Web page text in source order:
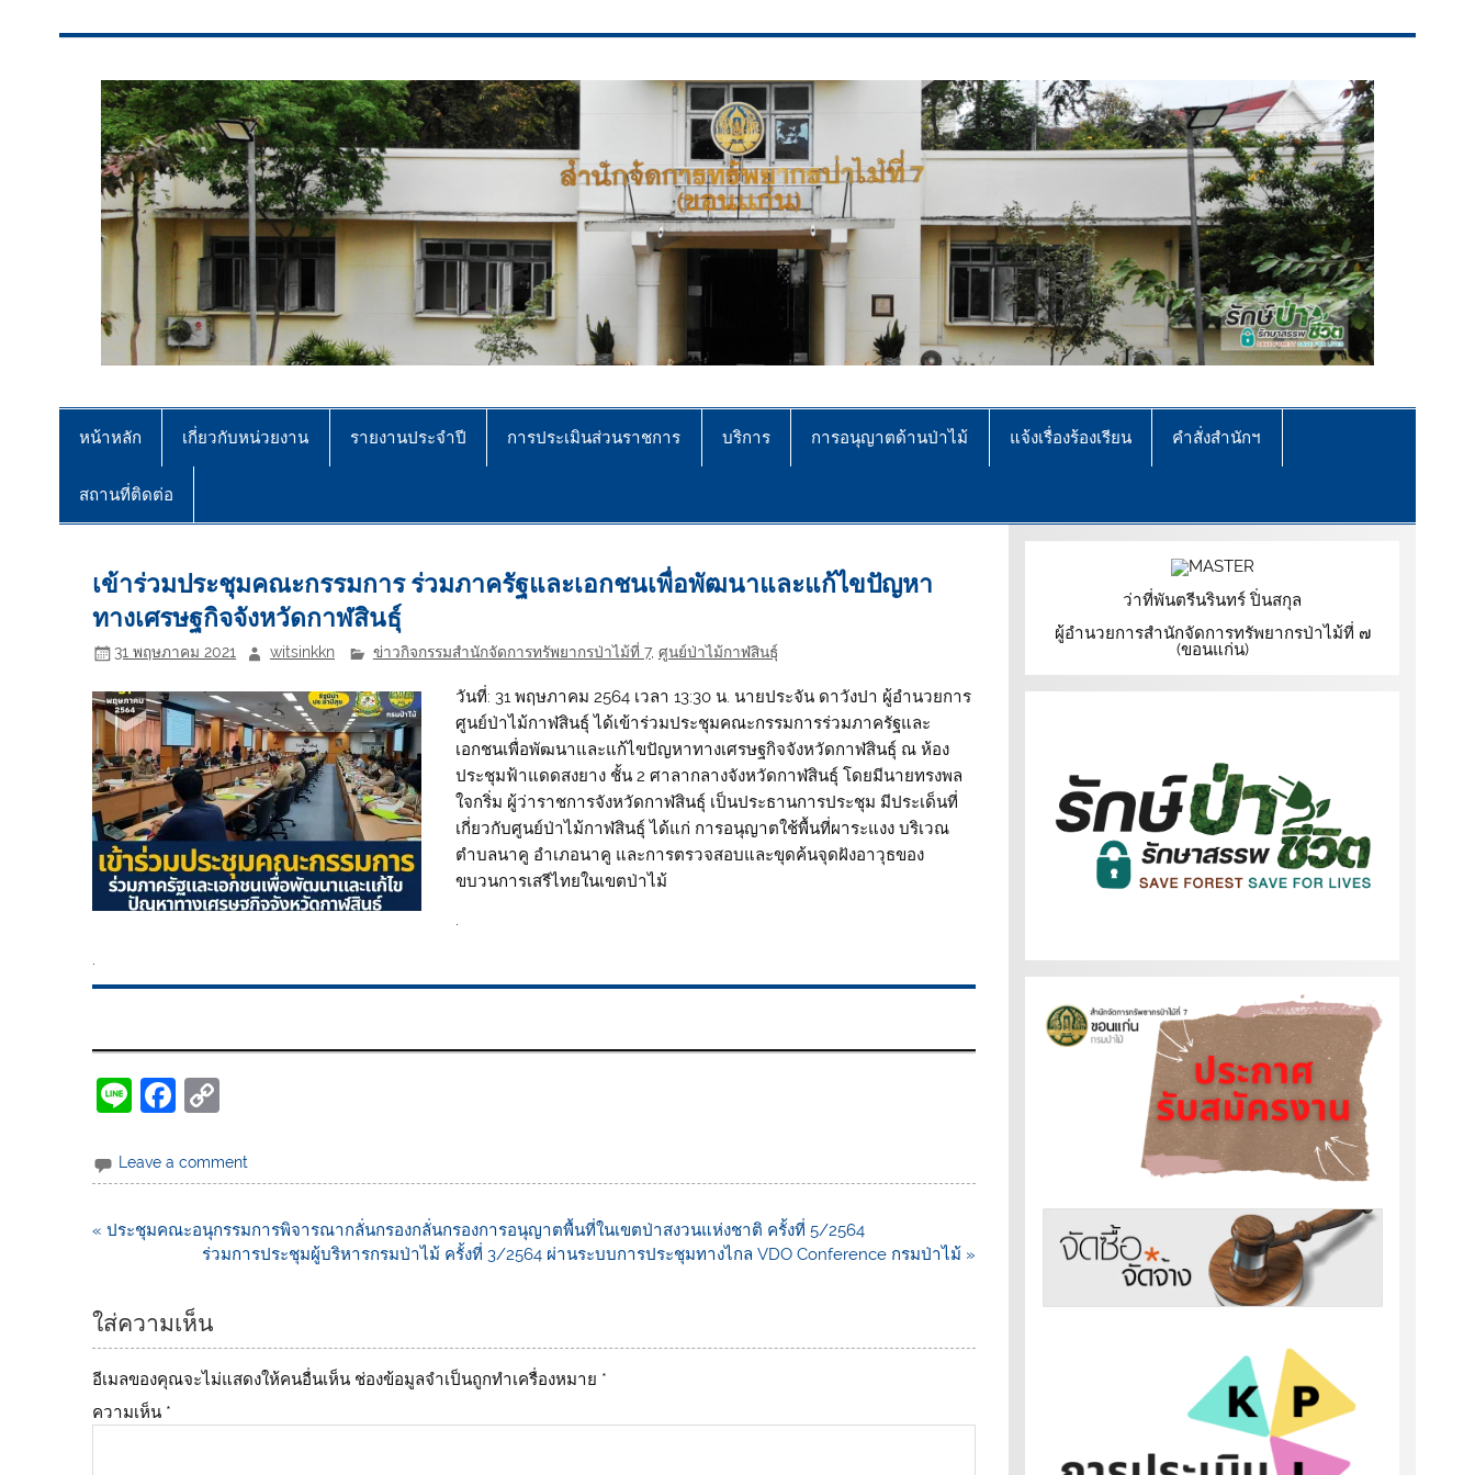
หน้าหลัก เกี่ยวกับหน่วยงาน รายงานประจำปี การประเมินส่วนราชการ บริการ การอนุญาตด้านป่าไม้ แจ้งเรื่องร้องเรียน คำสั่งสำนักฯ
สถานที่ติดต่อ
เข้าร่วมประชุมคณะกรรมการ ร่วมภาครัฐและเอกชนเพื่อพัฒนาและแก้ไขปัญหา
ทางเศรษฐกิจจังหวัดกาฬสินธุ์
31 พฤษภาคม 2021 witsinkkn ข่าวกิจกรรมสำนักจัดการทรัพยากรป่าไม้ที่ 7, ศูนย์ป่าไม้กาฬสินธุ์
วันที่: 31 พฤษภาคม 2564 เวลา 13:30 น. นายประจัน ดาวังปา ผู้อำนวยการ
ศูนย์ป่าไม้กาฬสินธุ์ ได้เข้าร่วมประชุมคณะกรรมการร่วมภาครัฐและ
เอกชนเพื่อพัฒนาและแก้ไขปัญหาทางเศรษฐกิจจังหวัดกาฬสินธุ์ ณ ห้อง
ประชุมฟ้าแดดสงยาง ชั้น 2 ศาลากลางจังหวัดกาฬสินธุ์ โดยมีนายทรงพล
ใจกริ่ม ผู้ว่าราชการจังหวัดกาฬสินธุ์ เป็นประธานการประชุม มีประเด็นที่
เกี่ยวกับศูนย์ป่าไม้กาฬสินธุ์ ได้แก่ การอนุญาตใช้พื้นที่ผาระแงง บริเวณ
ตำบลนาคู อำเภอนาคู และการตรวจสอบและขุดค้นจุดฝังอาวุธของ
ขบวนการเสรีไทยในเขตป่าไม้
.
.
Li
e
F
c
b
o
k
p
Li
n
Leave a comment
« ประชุมคณะอนุกรรมการพิจารณากลั่นกรองกลั่นกรองการอนุญาตพื้นที่ในเขตป่าสงวนแห่งชาติ ครั้งที่ 5/2564
ร่วมการประชุมผู้บริหารกรมป่าไม้ ครั้งที่ 3/2564 ผ่านระบบการประชุมทางไกล VDO Conference กรมป่าไม้ »
ใส่ความเห็น
อีเมลของคุณจะไม่แสดงให้คนอื่นเห็น ช่องข้อมูลจำเป็นถูกทำเครื่องหมาย *
ความเห็น *
ว่าที่พันตรีนรินทร์ ปิ่นสกุล
ผู้อำนวยการสำนักจัดการทรัพยากรป่าไม้ที่ ๗
(ขอนแก่น)